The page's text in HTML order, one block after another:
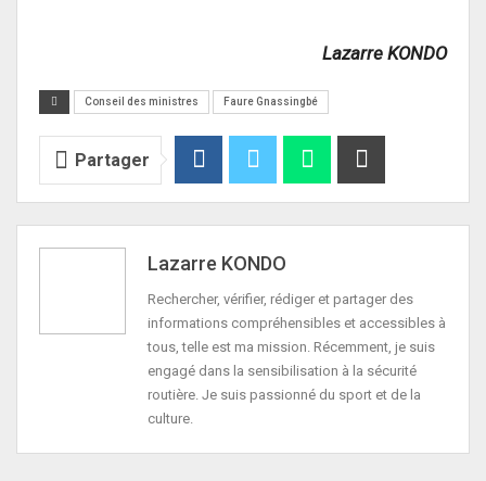
Lazarre KONDO
Conseil des ministres Faure Gnassingbé
Partager
Lazarre KONDO
Rechercher, vérifier, rédiger et partager des
informations compréhensibles et accessibles à
tous, telle est ma mission. Récemment, je suis
engagé dans la sensibilisation à la sécurité
routière. Je suis passionné du sport et de la
culture.